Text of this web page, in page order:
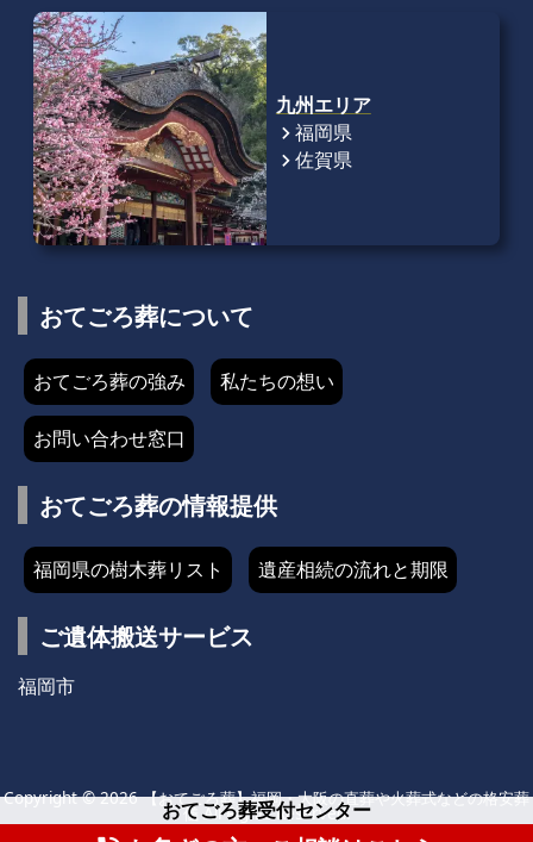
九州エリア
chevron_right福岡県
chevron_right佐賀県
おてごろ葬について
おてごろ葬の強み 私たちの想い
お問い合わせ窓口
おてごろ葬の情報提供
福岡県の樹木葬リスト 遺産相続の流れと期限
ご遺体搬送サービス
福岡市
Copyright ©2026 【おてごろ葬】福岡・大阪の直葬や火葬式などの格安葬
儀All Rights Reserved.
おてごろ葬受付センター